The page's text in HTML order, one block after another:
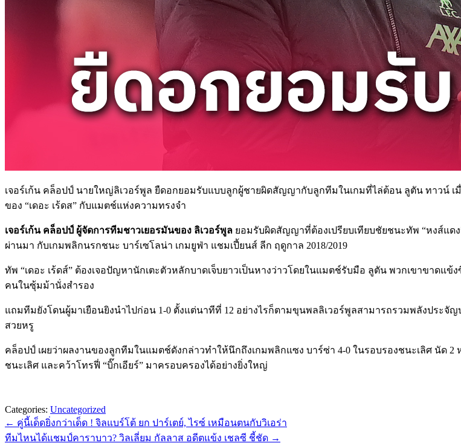
เจอร์เก้น คล็อปป์ นายใหญ่ลิเวอร์พูล ยืดอกยอมรับแบบลูกผู้ชายผิดสัญญากับลูกทีมในเกมที่ไล่ต้อน ลูตัน ทาวน์
ของ “เดอะ เร้ดส” กับแมตช์แห่งความทรงจำ
เจอร์เก้น คล็อปป์ ผู้จัดการทีมชาวเยอรมันของ ลิเวอร์พูล ยอมรับผิดสัญญาที่ต้องเปรียบเทียบชัยชนะทัพ “หงส์แ
ผ่านมา กับเกมพลิกนรกชนะ บาร์เซโลน่า เกมยูฟ่า แชมเปี้ยนส์ ลีก ฤดูกาล 2018/2019
ทัพ “เดอะ เร้ดส์” ต้องเจอปัญหานักเตะตัวหลักบาดเจ็บยาวเป็นหางว่าวโดยในแมตช์รับมือ ลูตัน พวกเขาขาดแ
คนในซุ้มม้านั่งสำรอง
แถมทีมยังโดนผู้มาเยือนยิงนำไปก่อน 1-0 ตั้งแต่นาทีที่ 12 อย่างไรก็ตามขุนพลลิเวอร์พูลสามารถรวมพลังประ
สวยหรู
คล็อปป์ เผยว่าผลงานของลูกทีมในแมตช์ดังกล่าวทำให้นึกถึงเกมพลิกแซง บาร์ซ่า 4-0 ในรอบรองชนะเลิศ นัด 2
ชนะเลิศ และคว้าโทรฟี่ “บิ๊กเอียร์” มาครอบครองได้อย่างยิ่งใหญ่
Categories: Uncategorized
← คู่นี้เด็ดยิ่งกว่าเด็ด ! จิลแบร์โต้ ยก ปาร์เตย์, ไรซ์ เหมือนตนกับวิเอร่า
ทีมไหนได้แชมป์คาราบาว? วิลเลี่ยม กัลลาส อดีตแข้ง เชลซี ชี้ชัด →